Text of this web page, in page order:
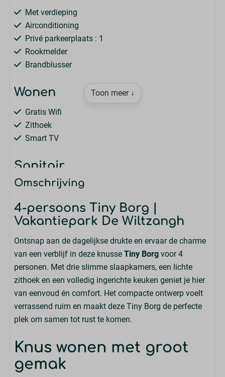
Met verdieping
Airconditioning
Privé parkeerplaats : 1
Rookmelder
Brandblusser
Wonen
Gratis Wifi
Zithoek
Smart TV
Sanitair
Aantal badkamers : 1
Wastafel: 1
Toiletten in badkamers: 1
Slapen
linnenpakket
Aantal slaapkamers : 3
Eenpersoonsbed: 4
Keuken
Compleet ingerichte keuken
Filter koffieapparaat
Inductie kookplaat
Toon meer ↓
Omschrijving
4-persoons Tiny Borg |
Vakantiepark De Wiltzangh
Ontsnap aan de dagelijkse drukte en ervaar de charme
van een verblijf in deze knusse Tiny Borg voor 4
personen. Met drie slimme slaapkamers, een lichte
zithoek en een volledig ingerichte keuken geniet je hier
van eenvoud én comfort. Het compacte ontwerp voelt
verrassend ruim en maakt deze Tiny Borg de perfecte
plek om samen tot rust te komen.
Knus wonen met groot
gemak